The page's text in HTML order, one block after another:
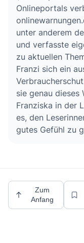
Onlineportals
unter anderem
und verfasste
zu aktuellen
Franzi sich ein
sie genau dieses
Franziska in der
es, den
gutes Gefühl zu
Zum
Anfang